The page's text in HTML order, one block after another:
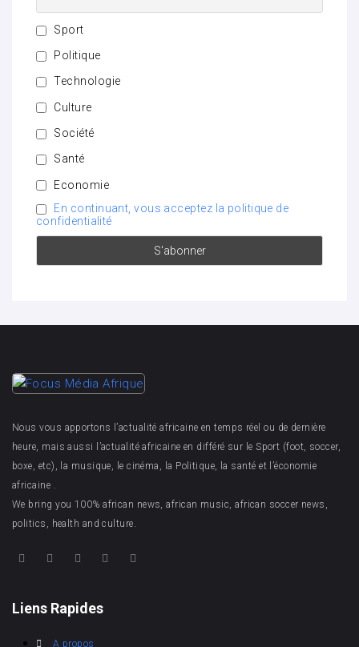
Sport
Politique
Technologie
Culture
Société
Santé
Economie
En continuant, vous acceptez la politique de
confidentialité
Nous vous apportons l’actualité africaine en temps réel ou de dernière
heure, mais aussi l’actualité africaine en différé sur le Sport (foot, soccer,
boxe, etc), la musique, le cinéma, la Politique, la santé et l’économie
africaine .
We bring you 100% african news, african music, african soccer news,
politics, health and culture.
Liens Rapides
A propos